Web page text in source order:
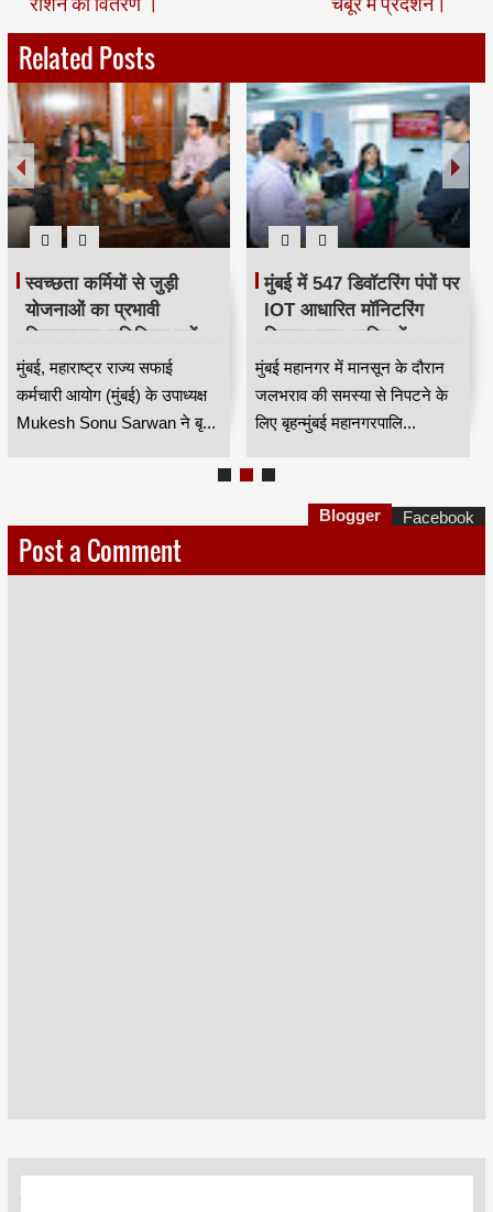
Related Posts
स्वच्छता कर्मियों से जुड़ी
योजनाओं का प्रभावी
क्रियान्वयन सुनिश्चित करें —
महाराष्ट्र राज्य सफाई
कर्मचारी आयोग के उपाध्यक्ष
मुकेश सोनू सरवान HKA
मुंबई, महाराष्ट्र राज्य सफाई
कर्मचारी आयोग (मुंबई) के उपाध्यक्ष
Mukesh Sonu Sarwan ने बृ...
मुंबई में 547 डिवॉटरिंग पंपों पर
IOT आधारित मॉनिटरिंग
सिस्टम लागू, बारिश में
जलभराव नियंत्रण होगा
अधिक प्रभावी
मुंबई महानगर में मानसून के दौरान
जलभराव की समस्या से निपटने के
लिए बृहन्मुंबई महानगरपालि...
Post a Comment
Blogger Facebook